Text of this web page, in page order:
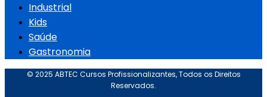
Industrial
Kids
Saúde
Gastronomia
© 2025 ABTEC Cursos Profissionalizantes, Todos os Direitos
Reservados.